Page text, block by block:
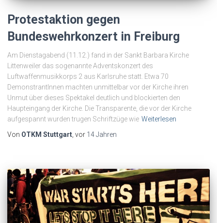
Protestaktion gegen
Bundeswehrkonzert in Freiburg
Am Dienstagabend (11.12.) fand in der Sankt Barbara Kirche
Littenweiler das sogenannte Adventskonzert des
Luftwaffenmusikkorps 2 aus Karlsruhe statt. Etwa 70
DemonstrantInnen machten unmittelbar vor der Kirche ihren
Unmut über dieses Spektakel deutlich und blockierten den
Haupteingang der Kirche. Die Transparente, die vor der Kirche
aufgespannt wurden trugen Schriftzüge wie Weiterlesen
Von OTKM Stuttgart , vor 14 Jahren